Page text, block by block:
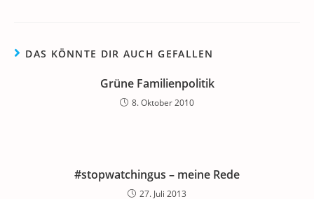
DAS KÖNNTE DIR AUCH GEFALLEN
Grüne Familienpolitik
8. Oktober 2010
#stopwatchingus – meine Rede
27. Juli 2013